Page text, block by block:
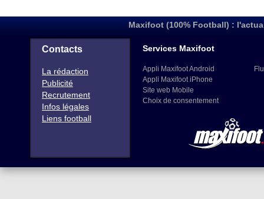
Maxifoot (100% Football) :
Contacts
La rédaction
Publicité
Recrutement
Infos légales
Liens football
Services Maxifoot
Appli Maxifoot Android
Appli Maxifoot iPhone
Site web Mobile
Choix de consentement